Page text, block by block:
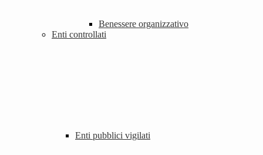
Benessere organizzativo
Enti controllati
Enti pubblici vigilati